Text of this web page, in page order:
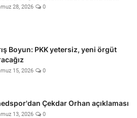
28, 2026 0
Boyun: PKK yetersiz, yeni örgüt
15, 2026 0
Çekdar Orhan açıklaması
13, 2026 0